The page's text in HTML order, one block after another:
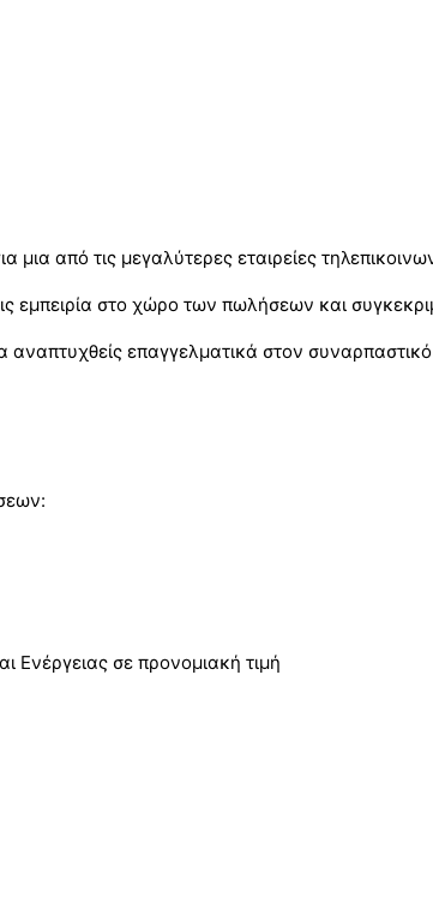
από τις μεγαλύτερες εταιρείες
εμπειρία στο χώρο των πωλήσεων και
αναπτυχθείς επαγγελματικά στον
Ενέργειας σε προνομιακή τιμή